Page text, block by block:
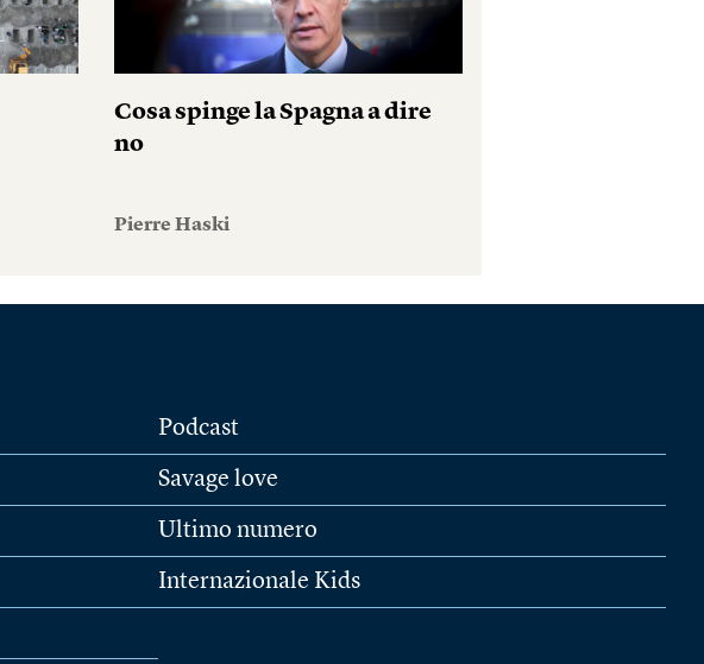
Cosa spinge la Spagna a dire
no
Pierre Haski
Podcast
Savage love
Ultimo numero
Internazionale Kids